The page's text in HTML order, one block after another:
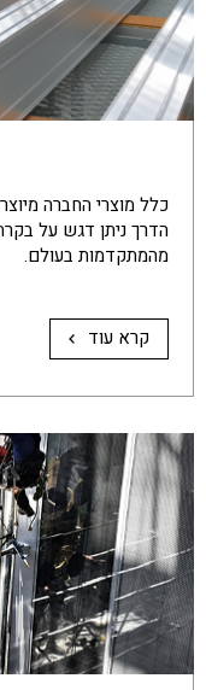
כלל מוצרי החברה
הדרך ניתן דגש על
מהמתקדמות בעולם.
קרא עוד